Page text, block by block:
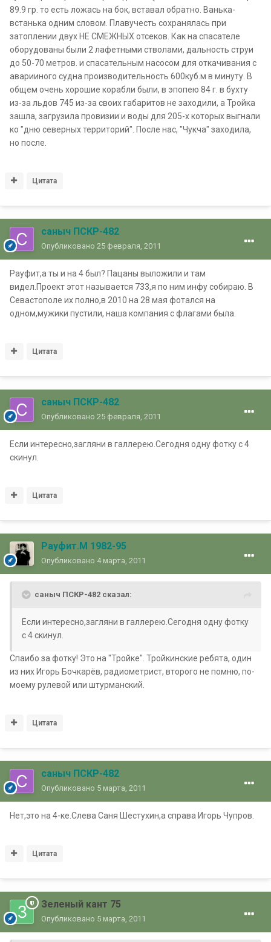
89.9 гр. то есть ложась на бок, вставал обратно. Ванька-
встанька одним словом. Плавучесть сохранялась при
затоплении двух НЕ СМЕЖНЫХ отсеков. Как на спасателе
оборудованы были 2 лафетными стволами, дальность струи
до 50-70 метров. и спасательным насосом для откачивания с
аварииного судна производительность 600куб.м в минуту. В
общем очень хорошие корабли были, в эпопею 84 г. в бухту
из-за льдов 745 из-за своих габаритов не заходили, а Тройка
зашла, загрузила провизии и воды для 205-х которых выгнали
ко "дню северных территорий". После нас, "Чукча" заходила,
но после.
Цитата
саныч ПСКР-482
Опубликовано 25 февраля, 2011
Рауфит,а ты и на 4 был? Пацаны выложили и там
видел.Проект этот называется 733,я по ним инфу собираю. В
Севастополе их полно,в 2010 на 28 мая фотался на
одном,мужики пустили, наша компания с флагами была.
Цитата
саныч ПСКР-482
Опубликовано 25 февраля, 2011
Если интересно,загляни в галлерею.Сегодня одну фотку с 4
скинул.
Цитата
Рауфит.М 1982-95
Опубликовано 4 марта, 2011
саныч ПСКР-482 сказал:
Если интересно,загляни в галлерею.Сегодня одну фотку
с 4 скинул.
Спаибо за фотку! Это на "Тройке". Тройкинские ребята, один
из них Игорь Бочкарёв, радиометрист, второго не помню, по-
моему рулевой или штурманский.
Цитата
саныч ПСКР-482
Опубликовано 5 марта, 2011
Нет,это на 4-ке.Слева Саня Шестухин,а справа Игорь Чупров.
Цитата
Зеленый кант 75
Опубликовано 5 марта, 2011